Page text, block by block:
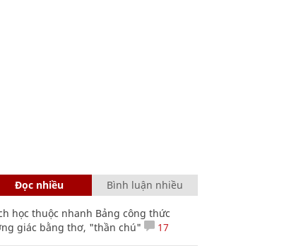
Đọc nhiều Bình luận nhiều
học thuộc nhanh Bảng công thức
giác bằng thơ, "thần chú"
17